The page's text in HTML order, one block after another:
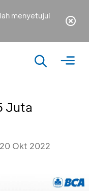
menyetujui
Juta
Okt 2022